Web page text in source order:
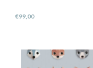
€99,00